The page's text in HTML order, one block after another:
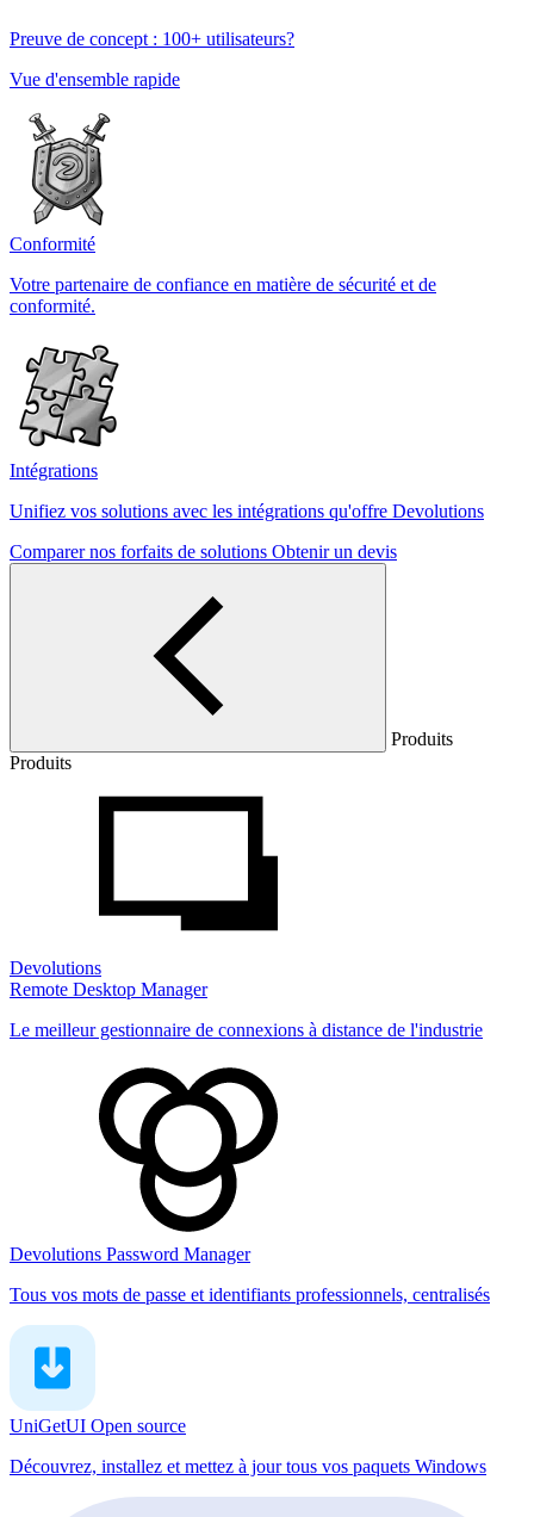
Preuve de concept : 100+ utilisateurs?
Vue d'ensemble rapide
Conformité
Votre partenaire de confiance en matière de sécurité et de
conformité.
Intégrations
Unifiez vos solutions avec les intégrations qu'offre Devolutions
Comparer nos forfaits de solutions Obtenir un devis
Produits
Produits
Devolutions
Remote Desktop Manager
Le meilleur gestionnaire de connexions à distance de l'industrie
Devolutions Password Manager
Tous vos mots de passe et identifiants professionnels, centralisés
UniGetUI Open source
Découvrez, installez et mettez à jour tous vos paquets Windows